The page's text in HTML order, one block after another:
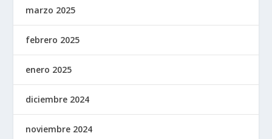
marzo 2025
febrero 2025
enero 2025
diciembre 2024
noviembre 2024